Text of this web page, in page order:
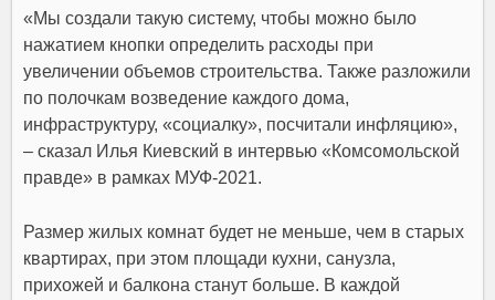
«Мы создали такую систему, чтобы можно было
нажатием кнопки определить расходы при
увеличении объемов строительства. Также разложили
по полочкам возведение каждого дома,
инфраструктуру, «социалку», посчитали инфляцию»,
– сказал Илья Киевский в интервью «Комсомольской
правде» в рамках МУФ-2021.
Размер жилых комнат будет не меньше, чем в старых
квартирах, при этом площади кухни, санузла,
прихожей и балкона станут больше. В каждой